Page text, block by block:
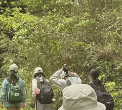
進路・進学
進路指導
進学実績
先輩メッセージ
入試情報